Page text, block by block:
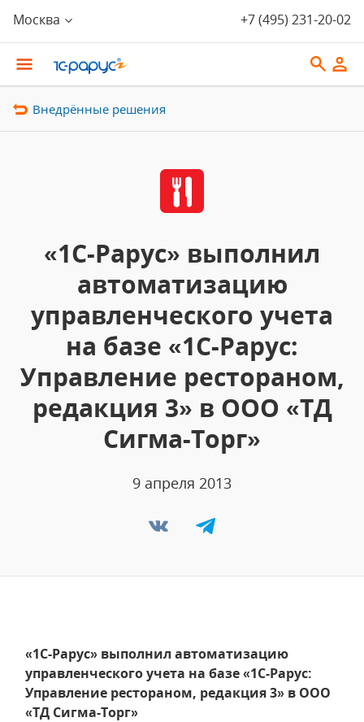
Москва +7 (495) 231-20-02
Внедрённые решения
«1С-Рарус» выполнил
автоматизацию
управленческого учета
на базе «1С-Рарус:
Управление рестораном,
редакция 3» в ООО «ТД
Сигма-Торг»
9 апреля 2013
«1С-Рарус» выполнил автоматизацию
управленческого учета на базе «1С-Рарус:
Управление рестораном, редакция 3» в ООО
«ТД Сигма-Торг»